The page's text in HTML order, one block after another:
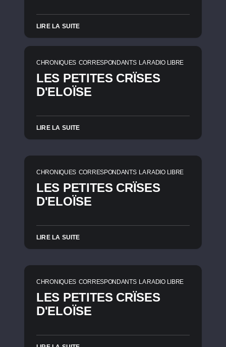
LIRE LA SUITE
CHRONIQUES CORRESPONDANTS LA RADIO LIBRE
LES PETITES CRÏSES
D'ELOÏSE
LIRE LA SUITE
CHRONIQUES CORRESPONDANTS LA RADIO LIBRE
LES PETITES CRÏSES
D'ELOÏSE
LIRE LA SUITE
CHRONIQUES CORRESPONDANTS LA RADIO LIBRE
LES PETITES CRÏSES
D'ELOÏSE